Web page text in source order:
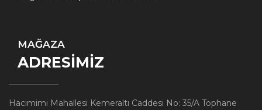
MAĞAZA
ADRESİMİZ
Hacımimi Mahallesi Kemeraltı Caddesi No: 35/A Tophane